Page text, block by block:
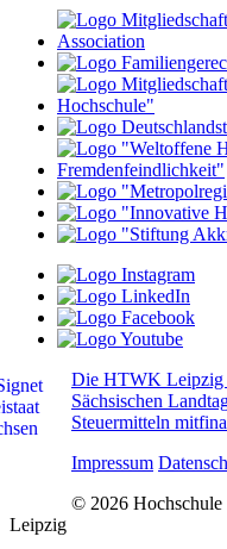
Die HTWK Leipzig
Sächsischen
Steuermitteln
Impressum
© 2026
Leipzig